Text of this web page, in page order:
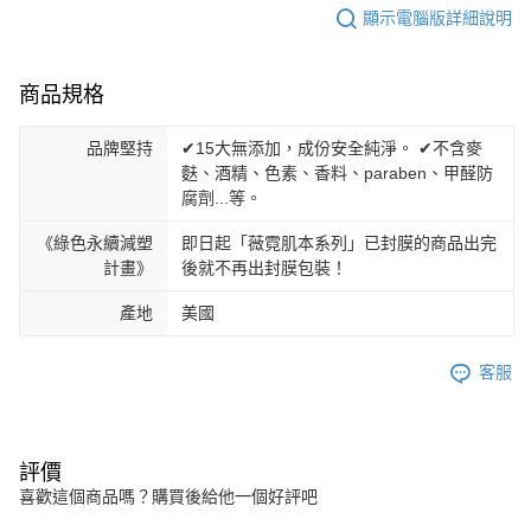
顯示電腦版詳細說明
商品規格
品牌堅持
✔15大無添加，成份安全純淨。 ✔不含麥
麩、酒精、色素、香料、paraben、甲醛防
腐劑...等。
《綠色永續減塑
計畫》
即日起「薇霓肌本系列」已封膜的商品出完
後就不再出封膜包裝！
產地 美國
客服
評價
喜歡這個商品嗎？購買後給他一個好評吧